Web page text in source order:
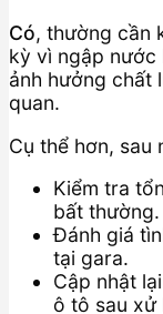
Có, thường cần
kỳ vì ngập nước
ảnh hưởng chất
quan.
Cụ thể hơn, sau
Kiểm tra
bất thường.
Đánh giá
tại gara.
Cập nhật
ô tô sau xử